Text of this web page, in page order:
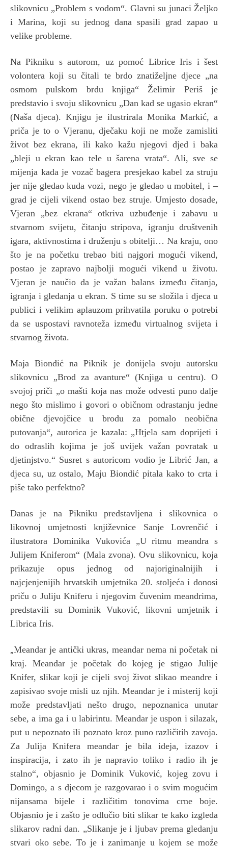
slikovnicu „Problem s vodom“. Glavni su junaci Željko
i Marina, koji su jednog dana spasili grad zapao u
velike probleme.
Na Pikniku s autorom, uz pomoć Librice Iris i šest
volontera koji su čitali te brdo znatiželjne djece „na
osmom pulskom brdu knjiga“ Želimir Periš je
predstavio i svoju slikovnicu „Dan kad se ugasio ekran“
(Naša djeca). Knjigu je ilustrirala Monika Markić, a
priča je to o Vjeranu, dječaku koji ne može zamisliti
život bez ekrana, ili kako kažu njegovi djed i baka
„bleji u ekran kao tele u šarena vrata“. Ali, sve se
mijenja kada je vozač bagera presjekao kabel za struju
jer nije gledao kuda vozi, nego je gledao u mobitel, i –
grad je cijeli vikend ostao bez struje. Umjesto dosade,
Vjeran „bez ekrana“ otkriva uzbuđenje i zabavu u
stvarnom svijetu, čitanju stripova, igranju društvenih
igara, aktivnostima i druženju s obitelji… Na kraju, ono
što je na početku trebao biti najgori mogući vikend,
postao je zapravo najbolji mogući vikend u životu.
Vjeran je naučio da je važan balans između čitanja,
igranja i gledanja u ekran. S time su se složila i djeca u
publici i velikim aplauzom prihvatila poruku o potrebi
da se uspostavi ravnoteža između virtualnog svijeta i
stvarnog života.
Maja Biondić na Piknik je donijela svoju autorsku
slikovnicu „Brod za avanture“ (Knjiga u centru). O
svojoj priči „o mašti koja nas može odvesti puno dalje
nego što mislimo i govori o običnom odrastanju jedne
obične djevojčice u brodu za pomalo neobična
putovanja“, autorica je kazala: „Htjela sam doprijeti i
do odraslih kojima je još uvijek važan povratak u
djetinjstvo.“ Susret s autoricom vodio je Librić Jan, a
djeca su, uz ostalo, Maju Biondić pitala kako to crta i
piše tako perfektno?
Danas je na Pikniku predstavljena i slikovnica o
likovnoj umjetnosti književnice Sanje Lovrenčić i
ilustratora Dominika Vukovića „U ritmu meandra s
Julijem Kniferom“ (Mala zvona). Ovu slikovnicu, koja
prikazuje opus jednog od najoriginalnijih i
najcjenjenijih hrvatskih umjetnika 20. stoljeća i donosi
priču o Juliju Kniferu i njegovim čuvenim meandrima,
predstavili su Dominik Vuković, likovni umjetnik i
Librica Iris.
Meandar je antički ukras, meandar nema ni početak ni
kraj. Meandar je početak do kojeg je stigao Julije
Knifer, slikar koji je cijeli svoj život slikao meandre i
zapisivao svoje misli uz njih. Meandar je i misterij koji
može predstavljati nešto drugo, nepoznanica unutar
sebe, a ima ga i u labirintu. Meandar je uspon i silazak,
put u nepoznato ili poznato kroz puno različitih zavoja.
Za Julija Knifera meandar je bila ideja, izazov i
inspiracija, i zato ih je napravio toliko i radio ih je
stalno“, objasnio je Dominik Vuković, kojeg zovu i
Domingo, a s djecom je razgovarao i o svim mogućim
nijansama bijele i različitim tonovima crne boje.
Objasnio je i zašto je odlučio biti slikar te kako izgleda
slikarov radni dan. „Slikanje je i ljubav prema gledanju
stvari oko sebe. To je i zanimanje u kojem se može